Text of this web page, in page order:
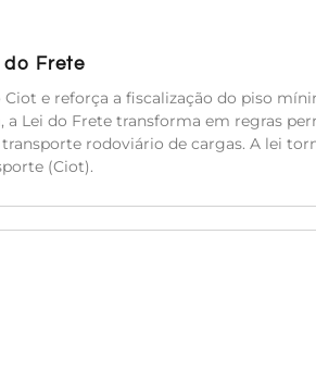
do Frete
e reforça a fiscalização do piso
Lei do Frete transforma em regras
rodoviário de cargas. A lei
(Ciot).